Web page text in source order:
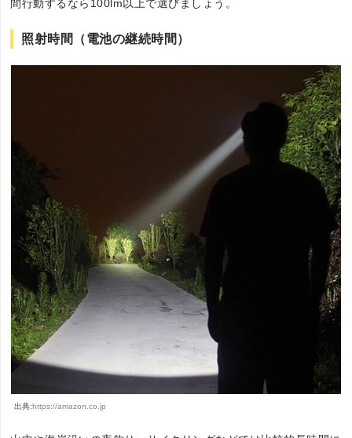
間行動するなら100lm以上で選びましょう。
照射時間（電池の継続時間）
出典:https://amazon.co.jp